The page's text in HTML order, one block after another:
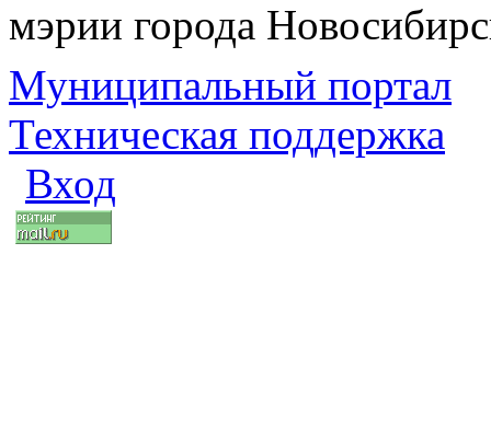
мэрии города
Муниципальный портал
Техническая поддержка
Вход